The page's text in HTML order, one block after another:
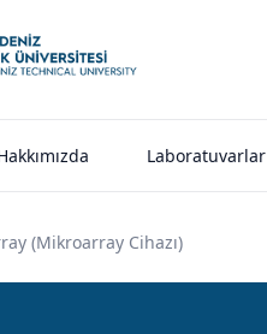
Laboratuvarlar
(Mikroarray Cihazı)